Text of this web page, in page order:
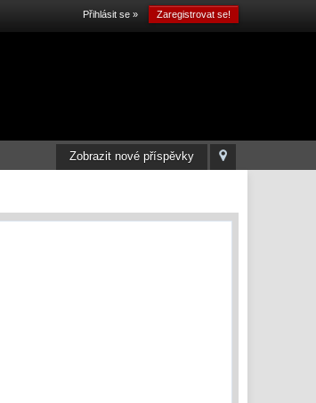
Přihlásit se » Zaregistrovat se!
Zobrazit nové příspěvky